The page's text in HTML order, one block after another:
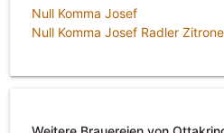
Null Komma Josef
Null Komma Josef Radler